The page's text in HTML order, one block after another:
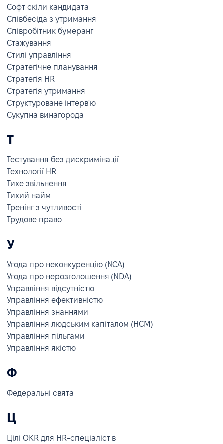
Софт скіли кандидата
Співбесіда з утримання
Співробітник бумеранг
Стажування
Стилі управління
Стратегічне планування
Стратегія HR
Стратегія утримання
Структуроване інтерв'ю
Сукупна винагорода
Т
Тестування без дискримінації
Технології HR
Тихе звільнення
Тихий найм
Тренінг з чутливості
Трудове право
У
Угода про неконкуренцію (NCA)
Угода про нерозголошення (NDA)
Управління відсутністю
Управління ефективністю
Управління знаннями
Управління людським капіталом (HCM)
Управління пільгами
Управління якістю
Ф
Федеральні свята
Ц
Цілі OKR для HR-спеціалістів